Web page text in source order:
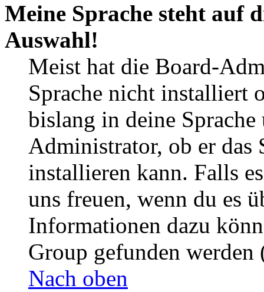
Meine Sprache steht auf
Auswahl!
Meist hat die Board-
Sprache nicht installiert
bislang in deine
Administrator, ob er das
installieren kann. Falls
uns freuen, wenn du es
Informationen dazu
Group gefunden
Nach oben